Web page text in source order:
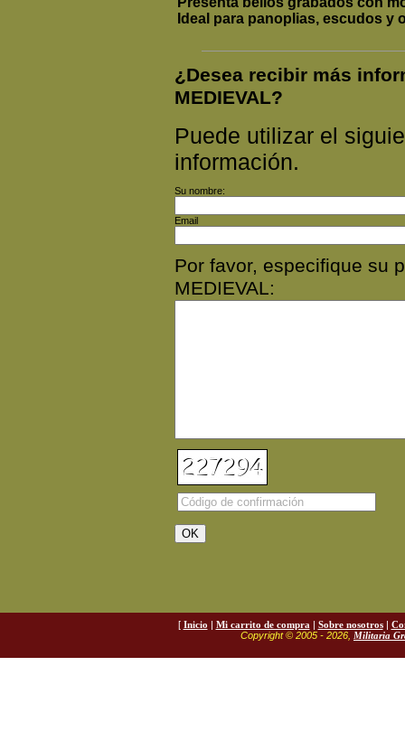
Ideal para panoplias, escudos y
¿Desea recibir más
MEDIEVAL?
Puede utilizar el
información.
Su nombre:
Email
Por favor, especifique su
MEDIEVAL:
[ Inicio | Mi carrito de compra | Sobre nosotros|
Copyright © 2005 - 2026, Militaria